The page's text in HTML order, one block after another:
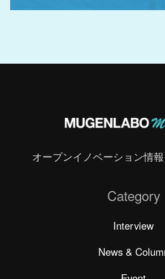
オープンイノベーション情
Category
Interview
News &